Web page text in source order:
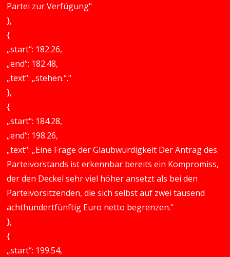
Partei zur Verfügung“
},
{
„start“: 182.26,
„end“: 182.48,
„text“: „stehen.“.“
},
{
„start“: 184.28,
„end“: 198.26,
„text“: „Eine Frage der Glaubwürdigkeit Der Antrag des
Parteivorstands ist erkennbar bereits ein Kompromiss,
der den Deckel sehr viel höher ansetzt als bei den
Parteivorsitzenden, die sich selbst auf zwei tausend
achthundertfünftig Euro netto begrenzen.“
},
{
„start“: 199.54,